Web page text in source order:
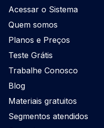
Acessar o Sistema
Quem somos
Planos e Preços
Teste Grátis
Trabalhe Conosco
Blog
Materiais gratuitos
Segmentos atendidos